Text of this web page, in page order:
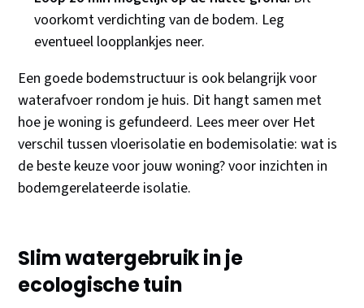
voorkomt verdichting van de bodem. Leg
eventueel loopplankjes neer.
Een goede bodemstructuur is ook belangrijk voor
waterafvoer rondom je huis. Dit hangt samen met
hoe je woning is gefundeerd. Lees meer over Het
verschil tussen vloerisolatie en bodemisolatie: wat is
de beste keuze voor jouw woning? voor inzichten in
bodemgerelateerde isolatie.
Slim watergebruik in je
ecologische tuin